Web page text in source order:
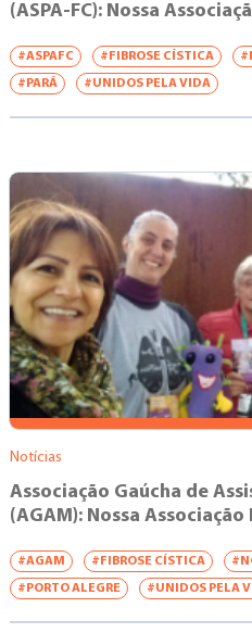
(ASPA-FC): Nossa
#ASPAFC #FIBROSE CÍSTICA
#PARÁ #UNIDOS PELA VIDA
Notícias
Associação Gaúcha de
(AGAM): Nossa
#AGAM #FIBROSE CÍSTICA
#PORTO ALEGRE #UNIDOS PELA